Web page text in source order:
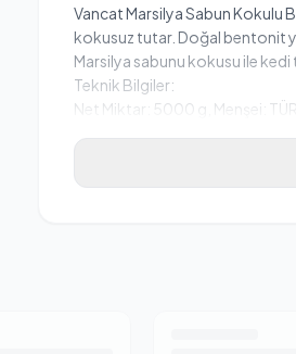
Vancat Marsilya Sabun Kokulu
kokusuz tutar. Doğal bentonit
Marsilya sabunu kokusu ile
Teknik Bilgiler:
Net Miktar: 5000 g, Menşei: